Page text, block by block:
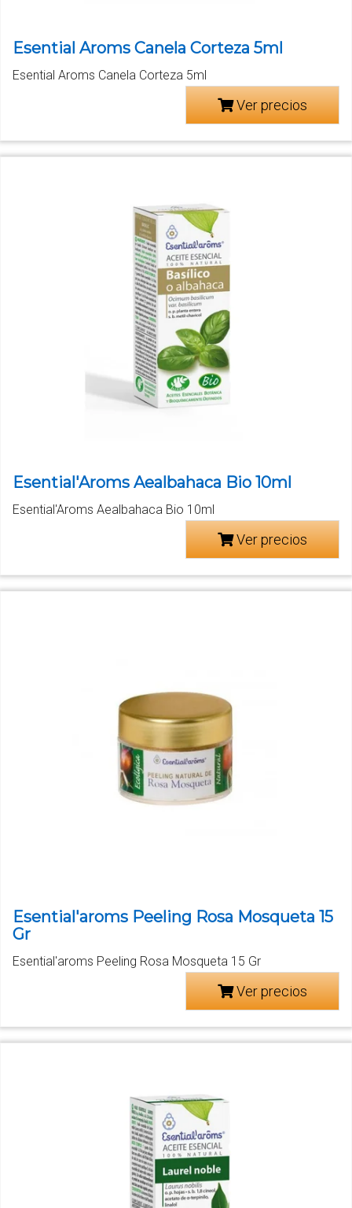
Esential Aroms Canela Corteza 5ml
Esential Aroms Canela Corteza 5ml
Ver precios
Esential'Aroms Aealbahaca Bio 10ml
Esential'Aroms Aealbahaca Bio 10ml
Ver precios
Esential'aroms Peeling Rosa Mosqueta 15
Gr
Esential'aroms Peeling Rosa Mosqueta 15 Gr
Ver precios